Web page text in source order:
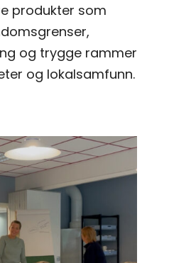
produkter som
og trygge rammer
og lokalsamfunn.